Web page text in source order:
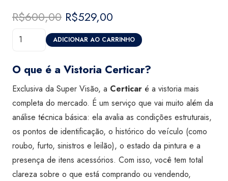
R$600,00 O
preço
original
R$600,00.
R$529,00
preço
atual
R$529,00.
Combo
e
Laudo)
-
Super
Visão
Capão
Bonito
quantidade
ADICIONAR AO CARRINHO
O que é a Vistoria Certicar?
Exclusiva da Super Visão, a Certicar é a vistoria mais
completa do mercado. É um serviço que vai muito além da
análise técnica básica: ela avalia as condições estruturais,
os pontos de identificação, o histórico do veículo (como
roubo, furto, sinistros e leilão), o estado da pintura e a
presença de itens acessórios. Com isso, você tem total
clareza sobre o que está comprando ou vendendo,